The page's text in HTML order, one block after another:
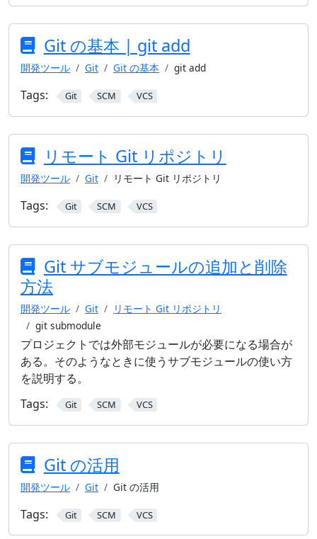
Git の基本 | git add
開発ツール Git Git の基本 git add
Tags: Git SCM VCS
リモート Git リポジトリ
開発ツール Git リモート Git リポジトリ
Tags: Git SCM VCS
Git サブモジュールの追加と削除
方法
開発ツール Git
リモート Git リポジトリ
git submodule
プロジェクトでは外部モジュールが必要になる場合が
ある。そのようなときに使うサブモジュールの使い方
を説明する。
Tags:
Git SCM VCS
Git の活用
開発ツール Git Git の活用
Tags: Git SCM VCS